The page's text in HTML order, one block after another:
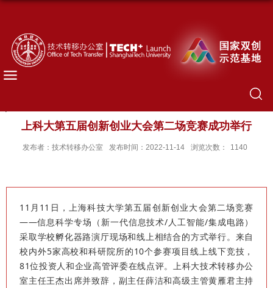
上科大第五届创新创业大会第二场竞赛成功举行
发布者：技术转移办公室 发布时间：2022-11-14 浏览次数： 1140
11月11日，上海科技大学第五届创新创业大会第二场竞赛
——信息科学专场（新一代信息技术/人工智能/集成电路）
采取学校孵化器路演厅现场和线上相结合的方式举行。来自
校内外5家高校和科研院所的10个参赛项目线上线下竞技，
81位投资人和企业高管评委在线点评。上科大技术转移办公
室主任王杰出席并致辞，副主任薛洁和高级主管黄雁君主持